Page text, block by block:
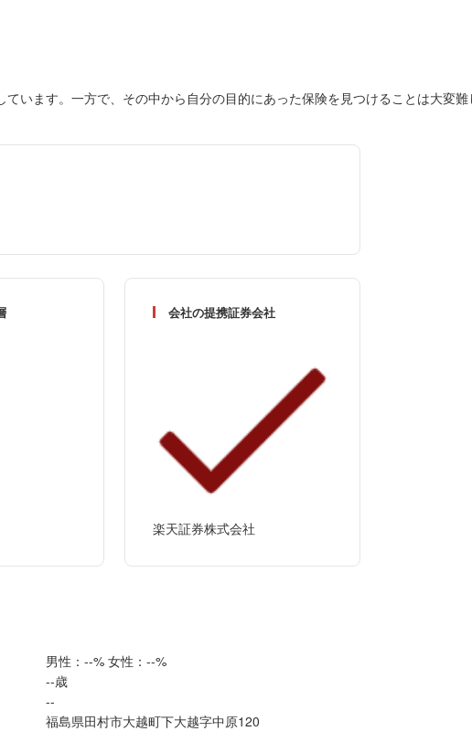
います。一方で、その中から自分の目的にあった保険を見つけることは
会社の提携証券会社
楽天証券株式会社
男性：--% 女性：--%
--歳
--
福島県田村市大越町下大越字中原120